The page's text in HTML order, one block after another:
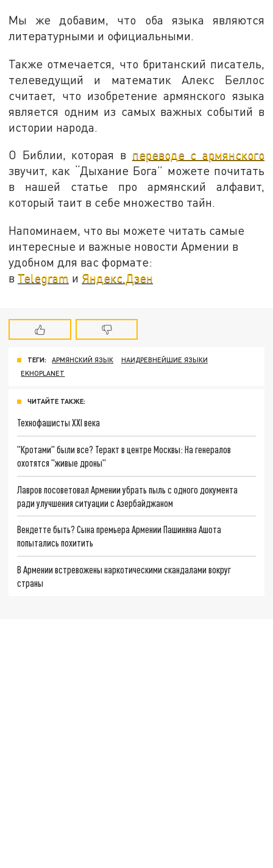
Мы же добавим, что оба языка являются
литературными и официальными.
Также отмечается, что британский писатель,
телеведущий и математик Алекс Беллос
считает, что изобретение армянского языка
является одним из самых важных событий в
истории народа.
О Библии, которая в переводе с армянского
звучит, как “Дыхание Бога” можете почитать
в нашей статье про армянский алфавит,
который таит в себе множество тайн.
Напоминаем, что вы можете читать самые
интересные и важные новости Армении в
удобном для вас формате:
в Telegram и Яндекс.Дзен
ТЕГИ: АРМЯНСКИЙ ЯЗЫК
НАИДРЕВНЕЙШИЕ ЯЗЫКИ
EKHOPLANET
ЧИТАЙТЕ ТАКЖЕ:
Технофашисты XXI века
"Кротами" были все? Теракт в центре Москвы: На генералов
охотятся "живые дроны"
Лавров посоветовал Армении убрать пыль с одного документа
ради улучшения ситуации с Азербайджаном
Вендетте быть? Сына премьера Армении Пашиняна Ашота
попытались похитить
В Армении встревожены наркотическими скандалами вокруг
страны